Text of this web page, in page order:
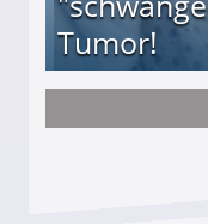
Tumor!
mit riesigem Tumor!